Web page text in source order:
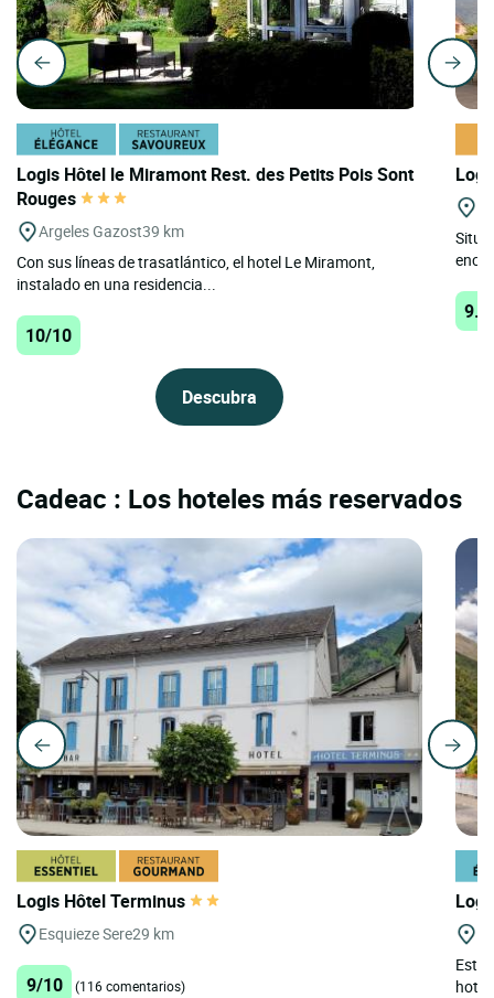
Logis Hôtel le Miramont Rest. des Petits Pois Sont
Rouges
Argeles Gazost39 km
Con sus líneas de trasatlántico, el hotel Le Miramont,
instalado en una residencia...
10/10
Descubra
Cadeac : Los hoteles más reservados
Logis Hôtel Terminus
Esquieze Sere29 km
9/10 (116 comentarios)
Esta
hotel